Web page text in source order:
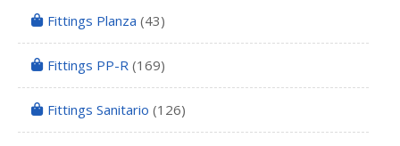
Fittings Planza (43)
Fittings PP-R (169)
Fittings Sanitario (126)